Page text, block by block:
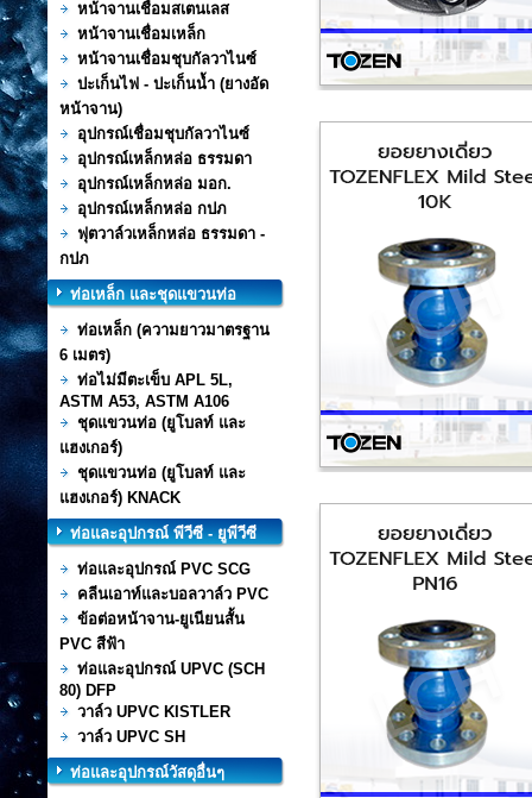
หน้าจานเชื่อมสเตนเลส
หน้าจานเชื่อมเหล็ก
หน้าจานเชื่อมชุบกัลวาไนซ์
ปะเก็นไฟ - ปะเก็นน้ำ (ยางอัด
หน้าจาน)
อุปกรณ์เชื่อมชุบกัลวาไนซ์
อุปกรณ์เหล็กหล่อ ธรรมดา
อุปกรณ์เหล็กหล่อ มอก.
อุปกรณ์เหล็กหล่อ กปภ
ฟุตวาล์วเหล็กหล่อ ธรรมดา -
กปภ
ท่อเหล็ก และชุดแขวนท่อ
ท่อเหล็ก (ความยาวมาตรฐาน
6 เมตร)
ท่อไม่มีตะเข็บ APL 5L,
ASTM A53, ASTM A106
ชุดแขวนท่อ (ยูโบลท์ และ
แฮงเกอร์)
ชุดแขวนท่อ (ยูโบลท์ และ
แฮงเกอร์) KNACK
ท่อและอุปกรณ์ พีวีซี - ยูพีวีซี
ท่อและอุปกรณ์ PVC SCG
คลีนเอาท์และบอลวาล์ว PVC
ข้อต่อหน้าจาน-ยูเนียนสั้น
PVC สีฟ้า
ท่อและอุปกรณ์ UPVC (SCH
80) DFP
วาล์ว UPVC KISTLER
วาล์ว UPVC SH
ท่อและอุปกรณ์วัสดุอื่นๆ